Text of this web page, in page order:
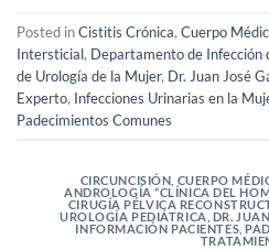
Posted inCistitis Crónica, Cuerpo
Intersticial, Departamento de Infección
de Urología de la Mujer, Dr. Juan José
Experto, Infecciones Urinarias en la
Padecimientos Comunes
CIRCUNCISIÓN CUERPO
ANDROLOGÍA “CLÍNICA DEL
CIRUGÍA PÉLVICA
UROLOGÍA PEDIÁTRICA DR.
INFORMACIÓN PACIENTES